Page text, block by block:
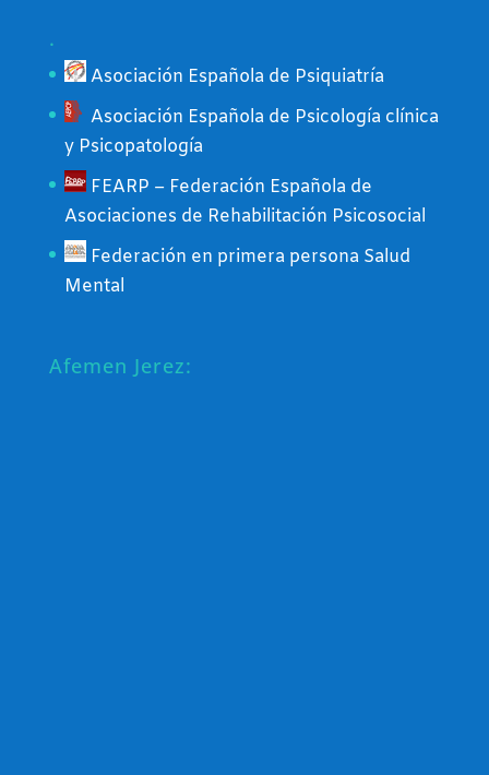
.
Asociación Española de Psiquiatría
Asociación Española de Psicología clínica
y Psicopatología
FEARP – Federación Española de
Asociaciones de Rehabilitación Psicosocial
Federación en primera persona Salud
Mental
Afemen Jerez: